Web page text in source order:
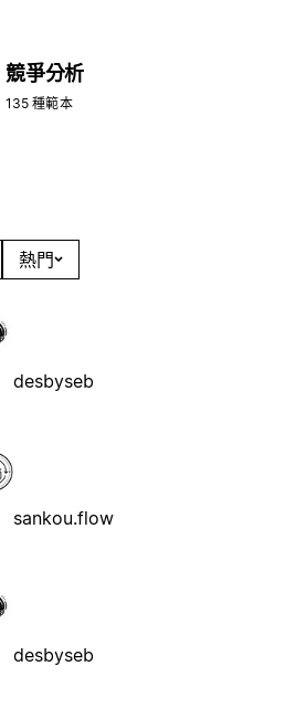
競爭分析
135 種範本
熱門
desbyseb
sankou.flow
desbyseb